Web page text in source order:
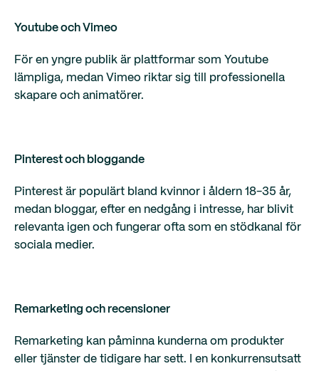
Youtube och Vimeo
För en yngre publik är plattformar som Youtube
lämpliga, medan Vimeo riktar sig till professionella
skapare och animatörer.
Pinterest och bloggande
Pinterest är populärt bland kvinnor i åldern 18-35 år,
medan bloggar, efter en nedgång i intresse, har blivit
relevanta igen och fungerar ofta som en stödkanal för
sociala medier.
Remarketing och recensioner
Remarketing kan påminna kunderna om produkter
eller tjänster de tidigare har sett. I en konkurrensutsatt